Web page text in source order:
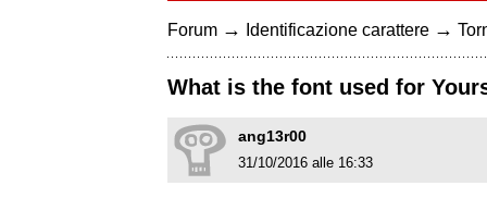
Forum → Identificazione carattere →
What is the font used for
ang13r00
31/10/2016 alle 16:33